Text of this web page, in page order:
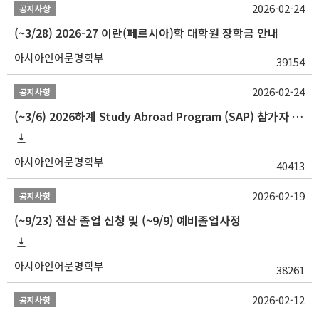
공지사항
(~3/28) 2026-27 이란(페르시아)학 대학원 장학금 안내
아시아언어문명학부 39154
2026-02-24
공지사항
(~3/6) 2026하계 Study Abroad Program (SAP) 참가자 모집 안내
아시아언어문명학부 40413
2026-02-24
공지사항
(~9/23) 전산 졸업 신청 및 (~9/9) 예비졸업사정
아시아언어문명학부 38261
2026-02-19
공지사항 2026-02-12